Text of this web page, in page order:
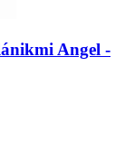
Angel -